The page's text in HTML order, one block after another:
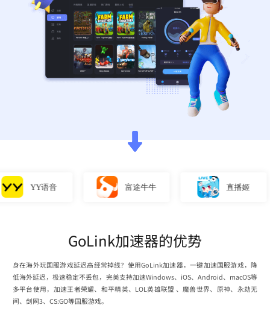
YY语音 富途牛牛 直播姬
GoLink加速器的优势
身在海外玩国服游戏延迟高经常掉线？使用GoLink加速器，一键加速国服游戏，降
低海外延迟，极速稳定不丢包，完美支持加速Windows、iOS、Android、macOS等
多平台使用，加速王者荣耀、和平精英、LOL英雄联盟 、魔兽世界、原神、永劫无
间、剑网3、CS:GO等国服游戏。